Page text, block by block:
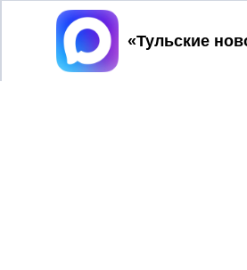
Принять